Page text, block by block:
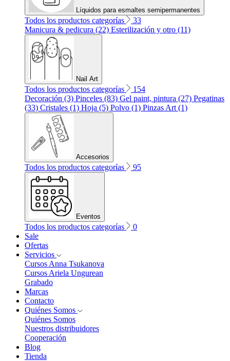
Líquidos para esmaltes semipermanentes
Todos los productos categorías
33
Manicura & pedicura (22) Esterilización y otro (11)
Nail Art
Todos los productos categorías
154
Decoración (3) Pinceles (83) Gel paint, pintura (27) Pegatinas
(33) Cristales (1) Hoja (5) Polvo (1) Pinzas Art (1)
Accesorios
Todos los productos categorías 95
Eventos
Todos los productos categorías
0
Sale
Ofertas
Servicios
Cursos Anna Tsukanova
Cursos Ariela Ungurean
Grabado
Marcas
Contacto
Quiénes Somos
Quiénes Somos
Nuestros distribuidores
Cooperación
Blog
Tienda